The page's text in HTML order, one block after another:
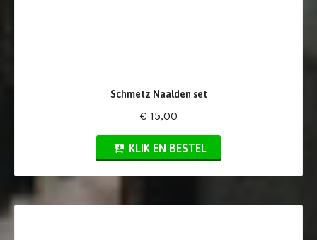
Schmetz Naalden set
€ 15,00
KLIK EN BESTEL